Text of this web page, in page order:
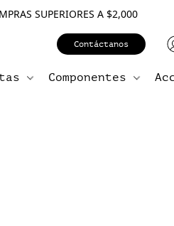
SUPERIORES A $2,000
Contáctanos
Componentes